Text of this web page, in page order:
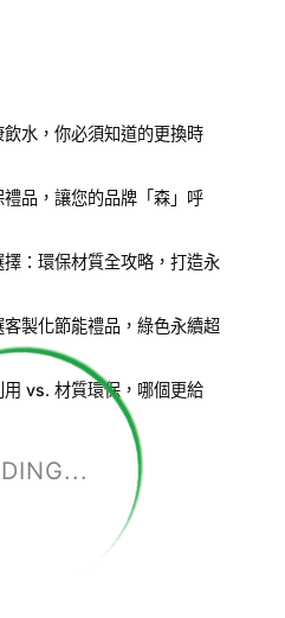
水，你必須知道的更換時
品，讓您的品牌「森」呼
：環保材質全攻略，打造永
製化節能禮品，綠色永續超
vs. 材質環保，哪個更給